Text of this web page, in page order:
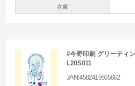
在庫
#今野印刷 グリーティ
L20S011
JAN:4582419865662